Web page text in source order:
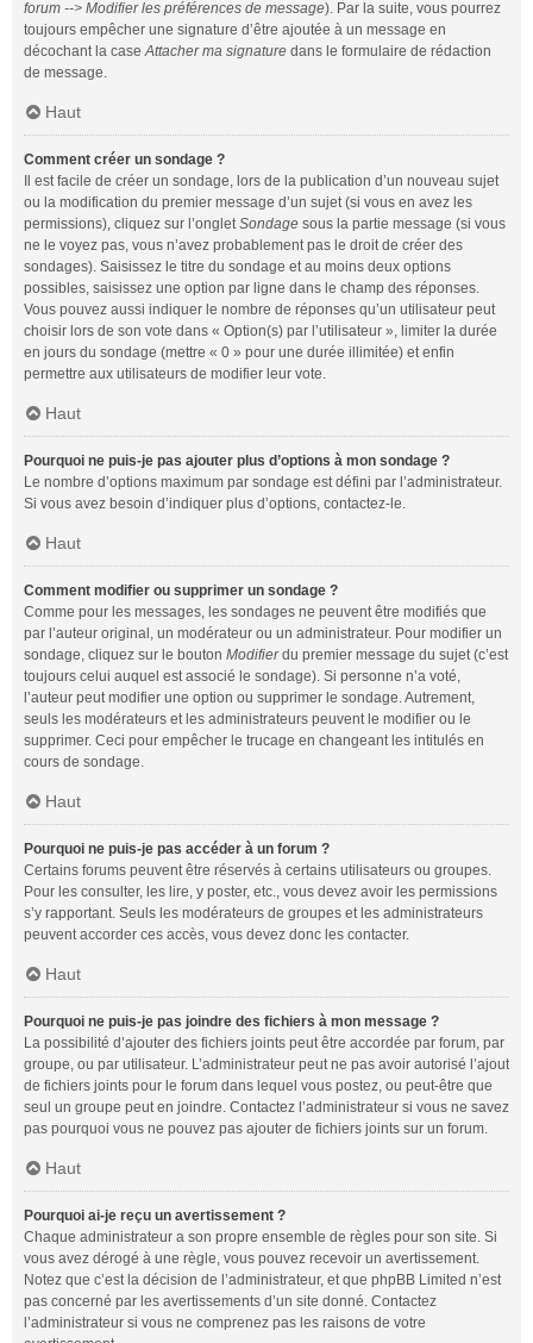
forum --> Modifier les préférences de message). Par la suite, vous pourrez
toujours empêcher une signature d’être ajoutée à un message en
décochant la caseAttacher ma signature dans le formulaire de rédaction
de message.
Haut
Comment créer un sondage ?
Il est facile de créer un sondage, lors de la publication d’un nouveau sujet
ou la modification du premier message d’un sujet (si vous en avez les
permissions), cliquez sur l’ongletSondage sous la partie message (si vous
ne le voyez pas, vous n’avez probablement pas le droit de créer des
sondages). Saisissez le titre du sondage et au moins deux options
possibles, saisissez une option par ligne dans le champ des réponses.
Vous pouvez aussi indiquer le nombre de réponses qu’un utilisateur peut
choisir lors de son vote dans « Option(s) par l’utilisateur », limiter la durée
en jours du sondage (mettre « 0 » pour une durée illimitée) et enfin
permettre aux utilisateurs de modifier leur vote.
Haut
Pourquoi ne puis-je pas ajouter plus d’options à mon sondage ?
Le nombre d’options maximum par sondage est défini par l’administrateur.
Si vous avez besoin d’indiquer plus d’options, contactez-le.
Haut
Comment modifier ou supprimer un sondage ?
Comme pour les messages, les sondages ne peuvent être modifiés que
par l’auteur original, un modérateur ou un administrateur. Pour modifier un
sondage, cliquez sur le bouton Modifierdu premier message du sujet (c’est
toujours celui auquel est associé le sondage). Si personne n’a voté,
l’auteur peut modifier une option ou supprimer le sondage. Autrement,
seuls les modérateurs et les administrateurs peuvent le modifier ou le
supprimer. Ceci pour empêcher le trucage en changeant les intitulés en
cours de sondage.
Haut
Pourquoi ne puis-je pas accéder à un forum ?
Certains forums peuvent être réservés à certains utilisateurs ou groupes.
Pour les consulter, les lire, y poster, etc., vous devez avoir les permissions
s’y rapportant. Seuls les modérateurs de groupes et les administrateurs
peuvent accorder ces accès, vous devez donc les contacter.
Haut
Pourquoi ne puis-je pas joindre des fichiers à mon message ?
La possibilité d’ajouter des fichiers joints peut être accordée par forum, par
groupe, ou par utilisateur. L’administrateur peut ne pas avoir autorisé l’ajout
de fichiers joints pour le forum dans lequel vous postez, ou peut-être que
seul un groupe peut en joindre. Contactez l’administrateur si vous ne savez
pas pourquoi vous ne pouvez pas ajouter de fichiers joints sur un forum.
Haut
Pourquoi ai-je reçu un avertissement ?
Chaque administrateur a son propre ensemble de règles pour son site. Si
vous avez dérogé à une règle, vous pouvez recevoir un avertissement.
Notez que c’est la décision de l’administrateur, et que phpBB Limited n’est
pas concerné par les avertissements d’un site donné. Contactez
l’administrateur si vous ne comprenez pas les raisons de votre